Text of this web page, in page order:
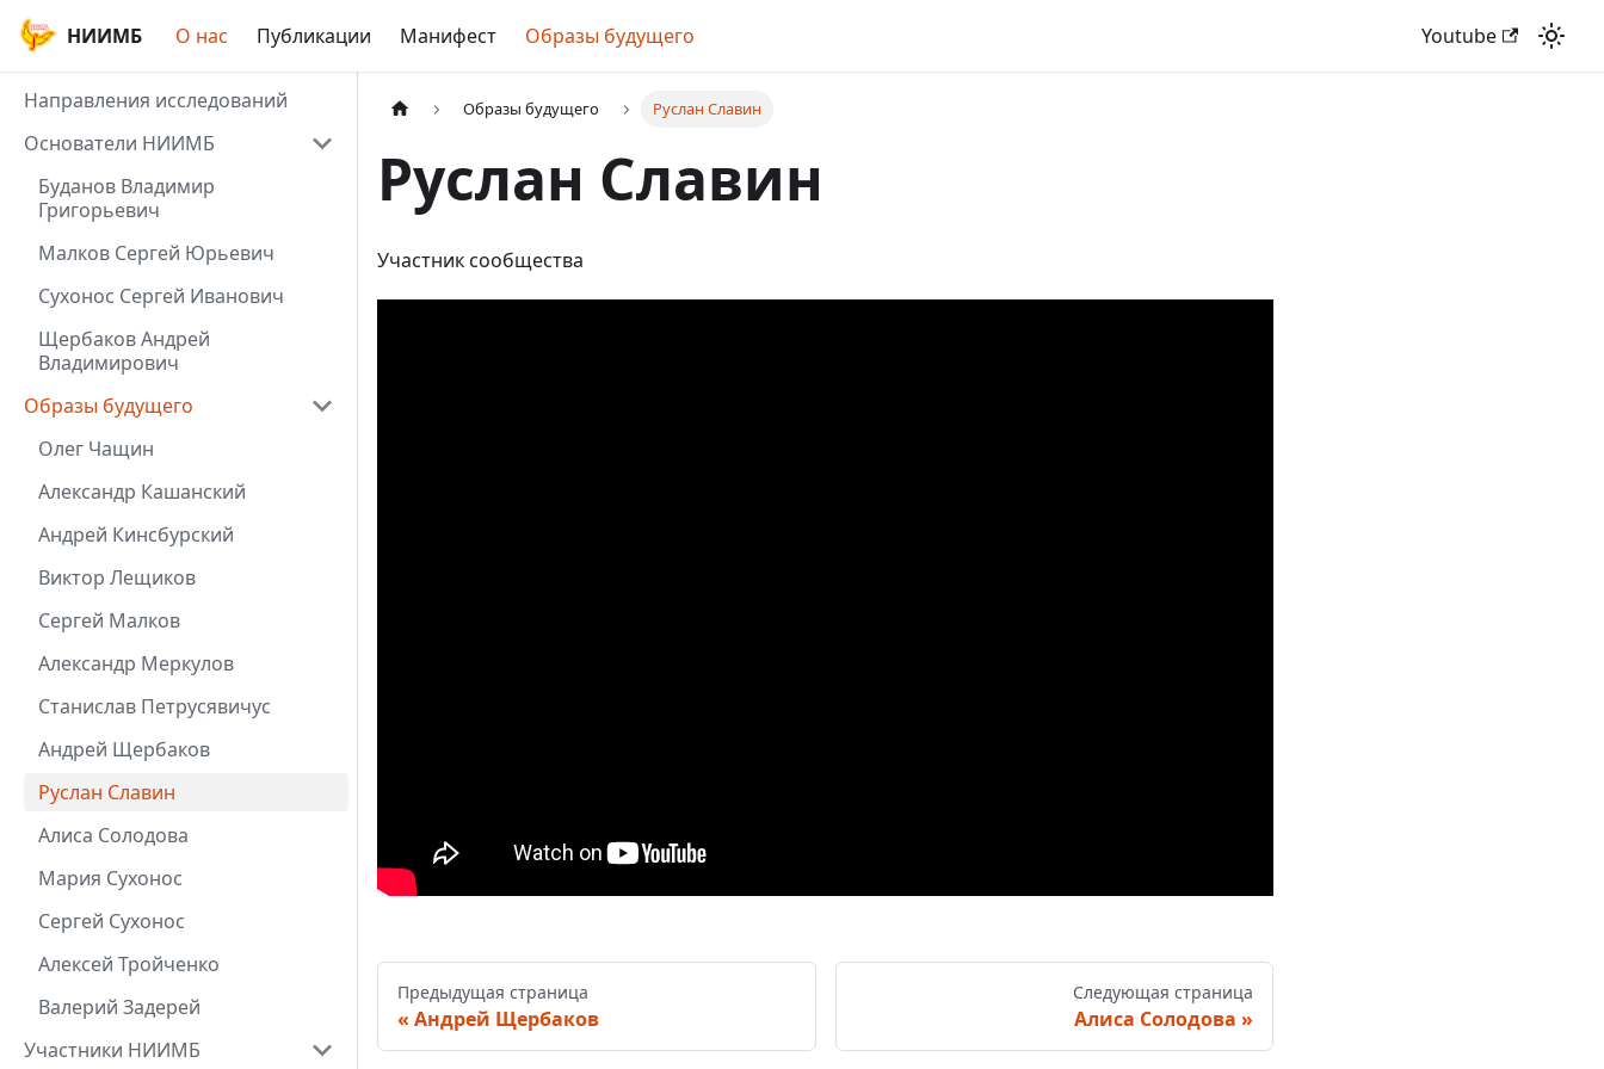
НИИМБ О нас Публикации Манифест Образы будущего Youtube
Направления исследований
Основатели НИИМБ
Буданов Владимир
Григорьевич
Малков Сергей Юрьевич
Сухонос Сергей Иванович
Щербаков Андрей
Владимирович
Образы будущего
Олег Чащин
Александр Кашанский
Андрей Кинсбурский
Виктор Лещиков
Сергей Малков
Александр Меркулов
Станислав Петрусявичус
Андрей Щербаков
Руслан Славин
Алиса Солодова
Мария Сухонос
Сергей Сухонос
Алексей Тройченко
Валерий Задерей
Участники НИИМБ
Образы будущего Руслан Славин
Руслан Славин
Участник сообщества
Предыдущая страница
Андрей Щербаков
Следующая страница
Алиса Солодова